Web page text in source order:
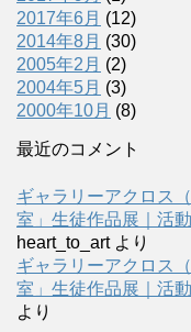
2017年6月 (12)
2014年8月 (30)
2005年2月 (2)
2004年5月 (3)
2000年10月 (8)
最近のコメント
ギャラリーアクロス
室」生徒作品展｜活
heart_to_artより
ギャラリーアクロス
室」生徒作品展｜活
より